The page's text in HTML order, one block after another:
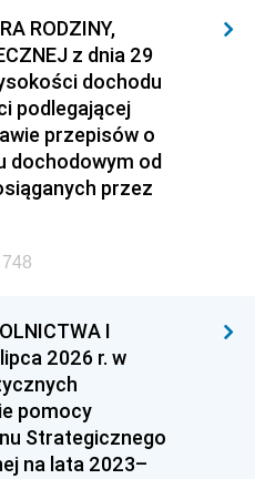
RODZINY,
z dnia 29
dochodu
podlegającej
przepisów o
dochodowym od
przez
I
2026 r. w
pomocy
Strategicznego
na lata 2023–